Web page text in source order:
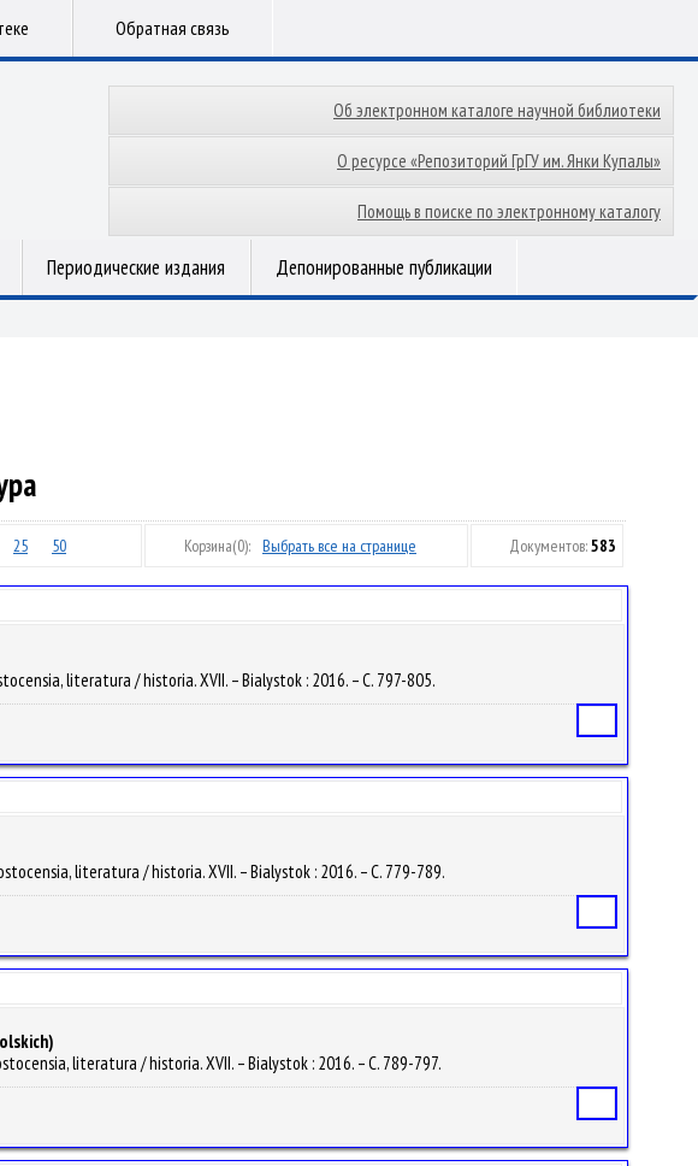
Обратная связь
Об электронном каталоге научной библиотеки
О ресурсе «Репозиторий ГрГУ им. Янки Купалы»
Помощь в поиске по электронному каталогу
Периодические издания Депонированные публикации
25 50 Корзина(0): Выбрать все на странице Документов:583
literatura / historia. XVII. – Bialystok : 2016. – С. 797-805.
literatura / historia. XVII. – Bialystok : 2016. – С. 779-789.
literatura / historia. XVII. – Bialystok : 2016. – С. 789-797.